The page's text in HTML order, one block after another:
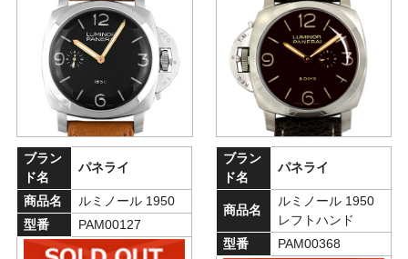
ブラン
ド名
パネライ
商品名
ルミノール 1950
型番
PAM00127
ブラン
ド名
パネライ
商品名
ルミノール 1950
レフトハンド
型番
PAM00368